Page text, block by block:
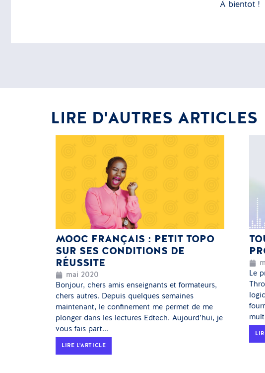
À bientot !
LIRE D'AUTRES ARTICLES
MOOC FRANÇAIS : PETIT TOPO
SUR SES CONDITIONS DE
RÉUSSITE
mai 2020
Bonjour, chers amis enseignants et formateurs,
chers autres. Depuis quelques semaines
maintenant, le confinement me permet de me
plonger dans les lectures Edtech. Aujourd’hui, je
vous fais part...
LIRE L'ARTICLE
Le